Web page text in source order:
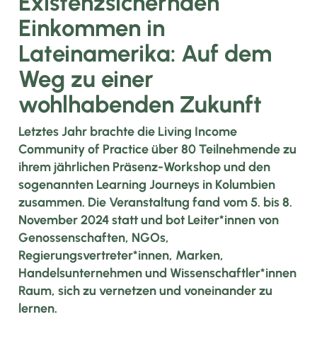
Einkommen in
Lateinamerika: Auf dem
Weg zu einer
wohlhabenden Zukunft
Letztes Jahr brachte die Living Income
Community of Practice über 80 Teilnehmende zu
ihrem jährlichen Präsenz-Workshop und den
sogenannten Learning Journeys in Kolumbien
zusammen. Die Veranstaltung fand vom 5. bis 8.
November 2024 statt und bot Leiter*innen von
Genossenschaften, NGOs,
Regierungsvertreter*innen, Marken,
Handelsunternehmen und Wissenschaftler*innen
Raum, sich zu vernetzen und voneinander zu
lernen.